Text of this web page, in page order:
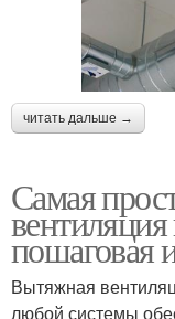
читать дальше →
Самая
пошаговая
Вытяжная
любой системы